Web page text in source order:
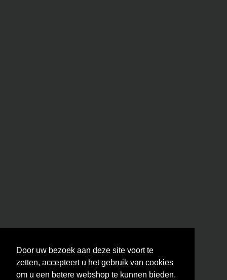
Door uw bezoek aan deze site voort te
zetten, accepteert u het gebruik van cookies
om u een betere webshop te kunnen bieden.